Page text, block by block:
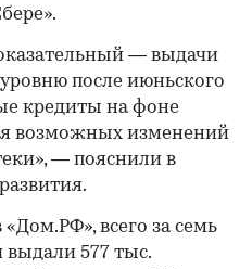
— выдачи
после июньского
кредиты на фоне
возможных изменений
— пояснили в
всего за семь
выдали 577 тыс.